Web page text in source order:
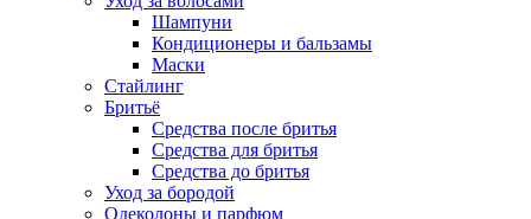
Шампуни
Кондиционеры и бальзамы
Маски
Стайлинг
Бритьё
Средства после бритья
Средства для бритья
Средства до бритья
Уход за бородой
Одеколоны и парфюм